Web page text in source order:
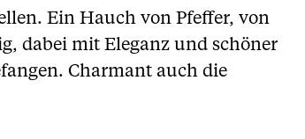
Ein Hauch von Pfeffer, von
dabei mit Eleganz und schöner
Charmant auch die